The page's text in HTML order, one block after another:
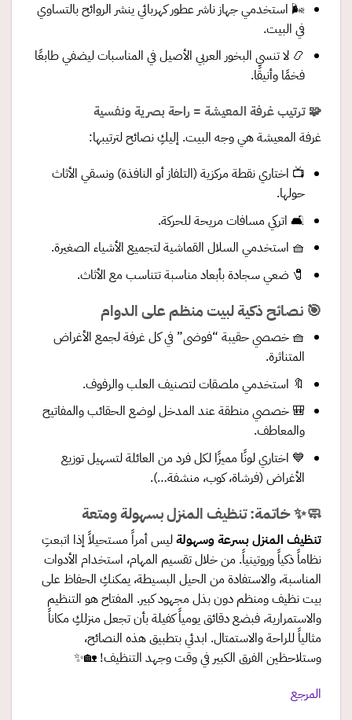
🌬️ استخدمي جهاز ناشر عطور كهربائي ينشر الروائح بالتساوي
في البيت.
📿 لا تنسي البخور العربي الأصيل في المناسبات ليضفي طابعًا
فخمًا وأنيقًا.
🧩 ترتيب غرفة المعيشة = راحة بصرية ونفسية
غرفة المعيشة هي وجه البيت. إليكِ نصائح لترتيبها:
📺 اختاري نقطة مركزية (التلفاز أو النافذة) ونسقي الأثاث
حولها.
🛋️ اتركي مسافات مريحة للحركة.
🧺 استخدمي السلال القماشية لتجميع الأشياء الصغيرة.
🧷 ضعي سجادة بأبعاد مناسبة تتناسب مع الأثاث.
🎯 نصائح ذكية لبيت منظم على الدوام
🧺 خصصي حقيبة “فوضى” في كل غرفة لجمع الأغراض
المتناثرة.
🔖 استخدمي ملصقات لتصنيف العلب والرفوف.
🎒 خصصي منطقة عند المدخل لوضع الحقائب والمفاتيح
والمعاطف.
💙 اختاري لونًا مميزًا لكل فرد من العائلة لتسهيل توزيع
الأغراض (فرشاة، كوب، منشفة…).
🧼✨ خاتمة: تنظيف المنزل بسهولة ومتعة
تنظيف المنزل بسرعة وسهولةليس أمراً مستحيلاً إذا اتبعتِ
نظاماً ذكياً وروتينياً. من خلال تقسيم المهام، استخدام الأدوات
المناسبة، والاستفادة من الحيل البسيطة، يمكنكِ الحفاظ على
بيت نظيف ومنظم دون بذل مجهود كبير. المفتاح هو التنظيم
والاستمرارية، فبضع دقائق يومياً كفيلة بأن تجعل منزلكِ مكاناً
مثالياً للراحة والاستمتال. ابدئي بتطبيق هذه النصائح،
وستلاحظين الفرق الكبير في وقت وجهد التنظيف! 🏡✨
المرجع